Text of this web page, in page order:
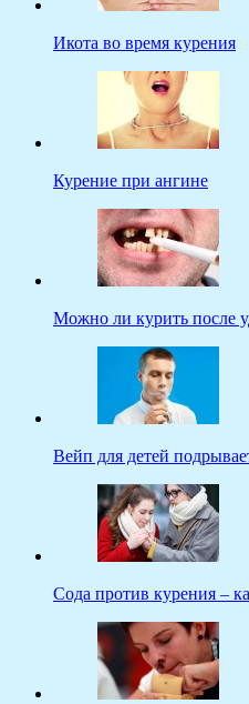
Икота во время курения
Курение при ангине
Можно ли курить после
Вейп для детей
Сода против курения –